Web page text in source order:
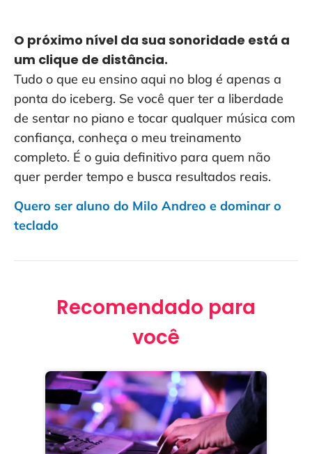
O próximo nível da sua sonoridade está a
um clique de distância.
Tudo o que eu ensino aqui no blog é apenas a
ponta do iceberg. Se você quer ter a liberdade
de sentar no piano e tocar qualquer música com
confiança, conheça o meu treinamento
completo. É o guia definitivo para quem não
quer perder tempo e busca resultados reais.
Quero ser aluno do Milo Andreo e dominar o
teclado
Recomendado para
você